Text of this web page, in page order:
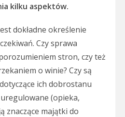
kilku aspektów.
dokładne określenie
Czy sprawa
stron, czy też
o winie? Czy są
ich dobrostanu
(opieka,
znaczące majątki do